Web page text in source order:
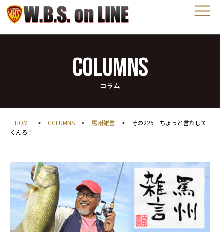
COLUMNS
コラム
HOME > COLUMNS > 罵州雑言 >
その225 ちょっと言わして
くんろ！